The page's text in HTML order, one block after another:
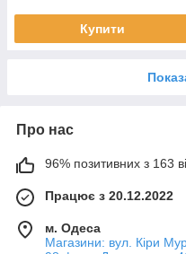
Купити
Про нас
96% позитивних з 163
Працює з 20.12.2022
м. Одеса
Магазини: вул. Кіри